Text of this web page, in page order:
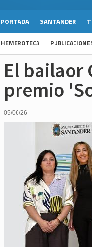
PORTADA SANTANDER
HEMEROTECA
El bailaor
premio
05/06/26